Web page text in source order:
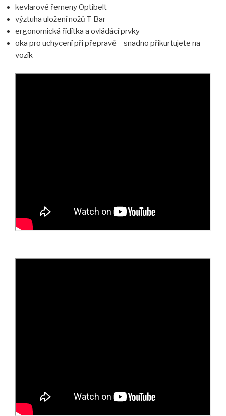
kevlarové řemeny Optibelt
výztuha uložení nožů T-Bar
ergonomická řídítka a ovládácí prvky
oka pro uchycení při přepravě – snadno přikurtujete na
vozík